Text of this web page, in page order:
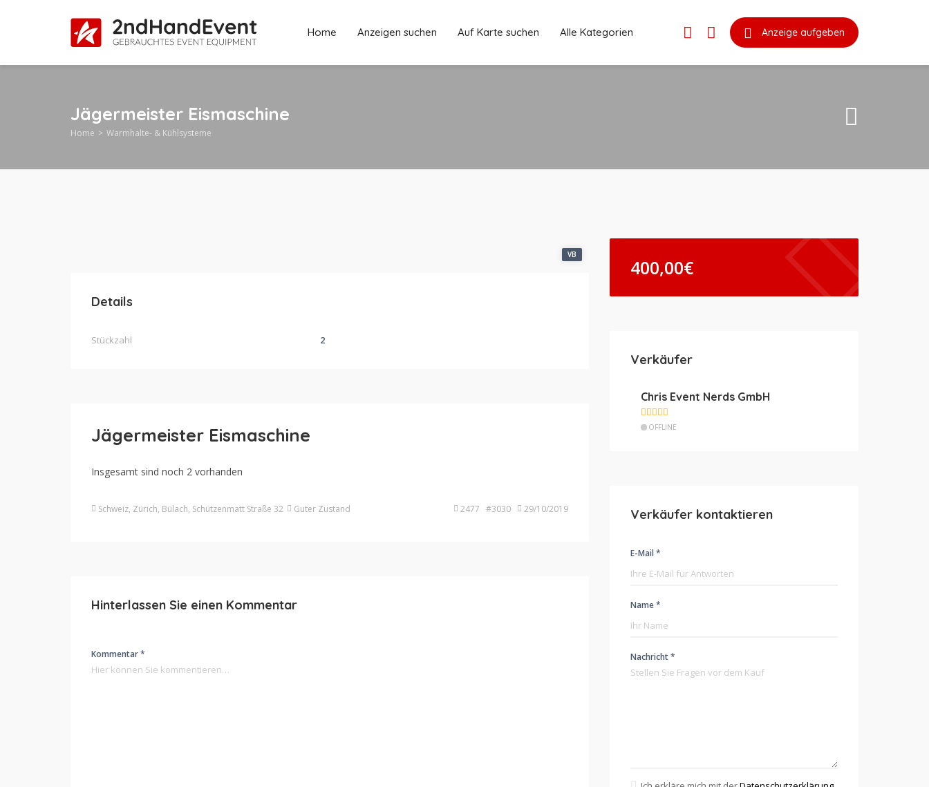
Home Anzeigen suchen Auf Karte suchen Alle Kategorien Anzeige aufgeben
Jägermeister Eismaschine
Home Warmhalte- & Kühlsysteme
VB
Details
Stückzahl 2
Jägermeister Eismaschine
Insgesamt sind noch 2 vorhanden
Schweiz, Zürich, Bülach, Schützenmatt Straße 32 Guter Zustand 2477 #3030 29/10/2019
Hinterlassen Sie einen Kommentar
Kommentar *
400,00€
Verkäufer
Chris Event Nerds GmbH
OFFLINE
Verkäufer kontaktieren
E-Mail *
Name *
Nachricht *